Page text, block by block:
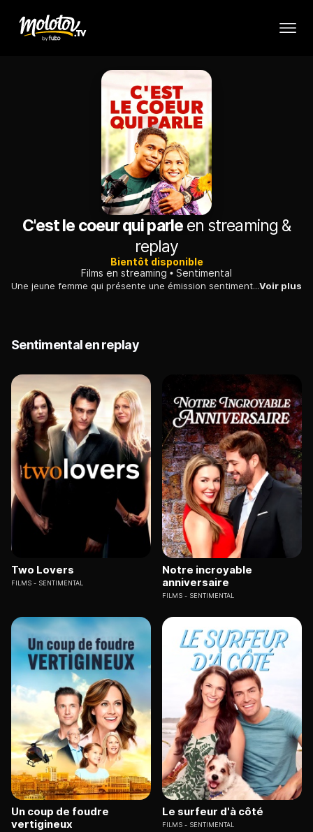
C'est le coeur qui parleen streaming &
replay
Bientôt disponible
Films en streaming
Sentimental
Une jeune femme qui présente une émission sentimentale à la radio tente d'aider un garagiste romantique à retrouver la trace de celle qu'il vient de rencontrer.Voir plus
Sentimental en replay
Two Lovers
FILMS SENTIMENTAL
Notre incroyable
anniversaire
FILMS SENTIMENTAL
Un coup de foudre
vertigineux
Le surfeur d'à côté
FILMS SENTIMENTAL